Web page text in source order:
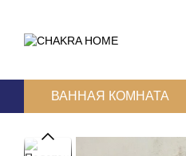
ВАННАЯ КОМНАТА